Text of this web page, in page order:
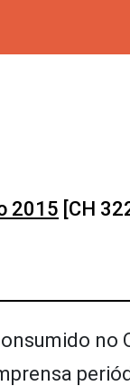
2015 [CH
no